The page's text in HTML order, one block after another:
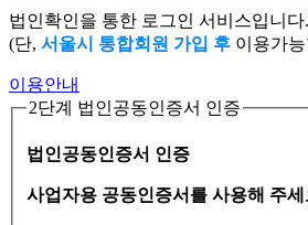
법인확인을 통한 로그인 서비스입니다.
(단, 서울시 통합회원 가입 후 이용가
이용안내
2단계 법인공동인증서 인증
법인공동인증서 인증
사업자용 공동인증서를 사용해 주세